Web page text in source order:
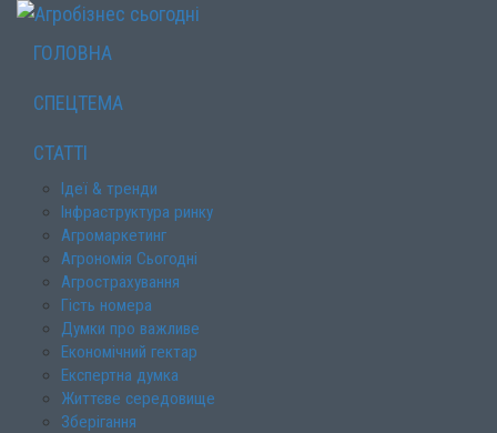
ГОЛОВНА
СПЕЦТЕМА
СТАТТІ
Ідеї & тренди
Інфраструктура ринку
Агромаркетинг
Агрономія Сьогодні
Агрострахування
Гість номера
Думки про важливе
Економічний гектар
Експертна думка
Життєве середовище
Зберігання